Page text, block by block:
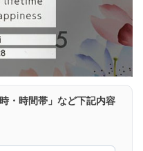
・時間帯」など下記内容